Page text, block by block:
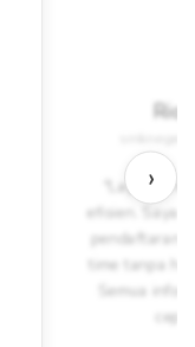
›
Rio
"Layanan
efisien. Saya
pendaftaran
time tanpa
Semua